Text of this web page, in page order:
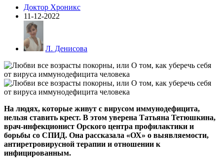
Доктор Хроникс
11-12-2022
Л. Денисова
На людях, которые живут с вирусом иммунодефицита,
нельзя ставить крест. В этом уверена Татьяна Тетюшкина,
врач-инфекционист Орского центра профилактики и
борьбы со СПИД. Она рассказала «ОХ» о выявляемости,
антиретровирусной терапии и отношении к
инфицированным.